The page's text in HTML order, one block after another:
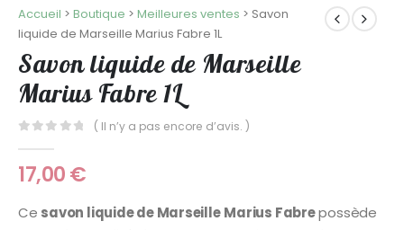
Accueil > Boutique > Meilleures ventes > Savon
liquide de Marseille Marius Fabre 1L
Savon liquide de Marseille
Marius Fabre 1L
( Il n’y a pas encore d’avis. )
17,00€
Ce savon liquide de Marseille Marius Fabrepossède